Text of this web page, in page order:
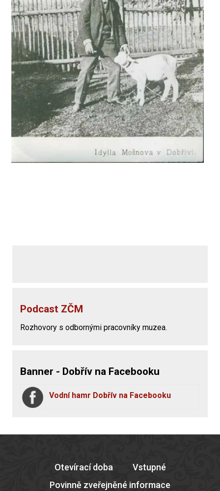
Podcast ZČM
Rozhovory s odbornými pracovníky muzea.
Banner - Dobřív na Facebooku
Vodní hamr Dobřív na Facebooku
Otevírací doba
Vstupné
Povinně zveřejněné informace